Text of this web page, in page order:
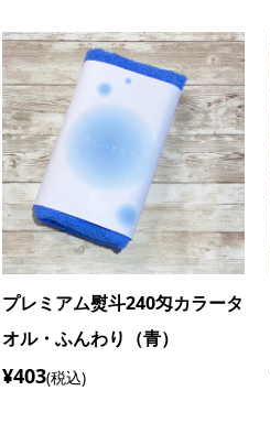
プレミアム熨斗240匁カラータ
オル・水彩（青）
¥403(税込)